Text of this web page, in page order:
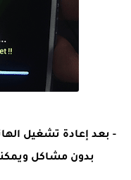
- بعد إعادة تشغيل
بدون مشاكل